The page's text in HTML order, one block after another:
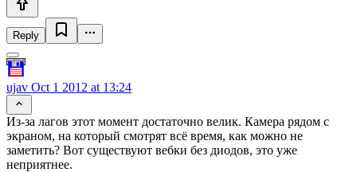
Reply
ujav Oct 1 2012 at 13:24
Из-за лагов этот момент достаточно велик. Камера рядом с
экраном, на который смотрят всё время, как можно не
заметить? Вот существуют вебки без диодов, это уже
неприятнее.